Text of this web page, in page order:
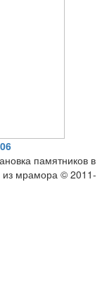
памятников в
из мрамора © 2011-